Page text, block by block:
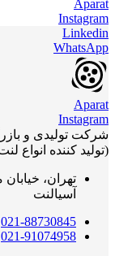
Aparat
Instagram
Linkedin
WhatsApp
Aparat
Instagram
شرکت تولیدی و
(تولید کننده
آسیالنت
021-88730845
021-91074958